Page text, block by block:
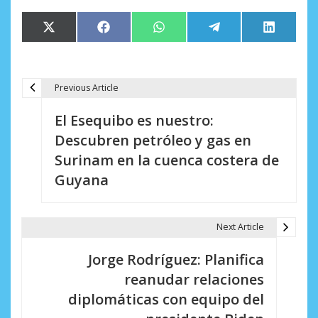
Compartir
en
X
(Twitter)
Compartir
en
Facebook Compartir
en
WhatsApp Compartir
en
Telegram
en
LinkedIn
Previous Article
El Esequibo es nuestro:
Descubren petróleo y gas en
Surinam en la cuenca costera de
Guyana
Next Article
Jorge Rodríguez: Planifica
reanudar relaciones
diplomáticas con equipo del